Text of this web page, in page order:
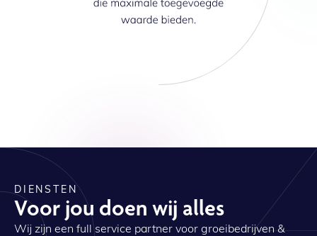
DIENSTEN
Voor jou doen wij alles
Wij zijn een full service partner voor groeibedrijven &